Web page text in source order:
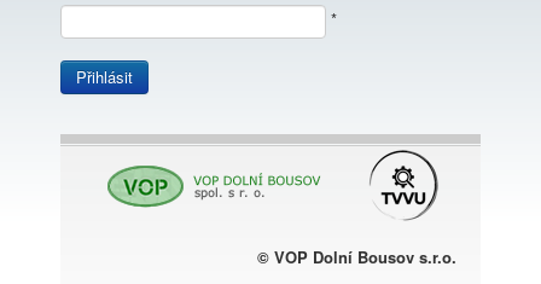
*
Přihlásit
© VOP Dolní Bousov s.r.o.